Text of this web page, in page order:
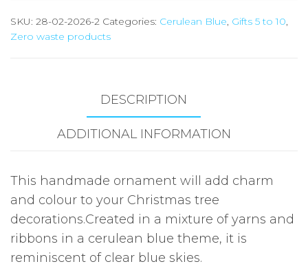
SKU: 28-02-2026-2 Categories: Cerulean Blue Gifts 5 to 10
Zero waste products
DESCRIPTION
ADDITIONAL INFORMATION
This handmade ornament will add charm
and colour to your Christmas tree
decorations.Created in a mixture of yarns and
ribbons in a cerulean blue theme, it is
reminiscent of clear blue skies.